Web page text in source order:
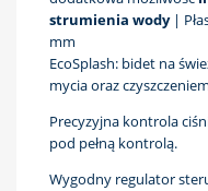
strumienia wody|
mm
EcoSplash: bidet na
mycia oraz
Precyzyjna kontrola
pod pełną kontrolą.
Wygodny regulator